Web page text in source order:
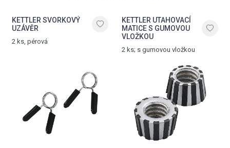
KETTLER SVORKOVÝ
UZÁVĚR
2 ks, pérová
KETTLER UTAHOVACÍ
MATICE S GUMOVOU
VLOŽKOU
2 ks; s gumovou vložkou